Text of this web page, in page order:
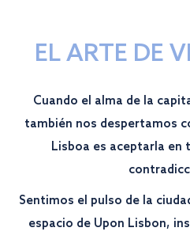
EL ARTE DE
Cuando el alma de la
también nos despertamos
Lisboa es aceptarla en
Sentimos el pulso de la
espacio de Upon Lisbon,